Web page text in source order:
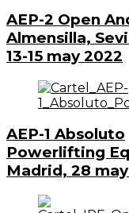
AEP-2 Open
Almensilla,
13-15 may 2022
AEP-1 Absoluto
Powerlifting
Madrid, 28